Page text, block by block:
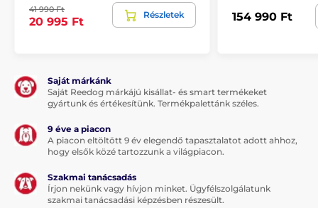
Minden funkcióhoz külön gomb
Hosszú elem-élettartam
A termék hátrányai:
szükséges
41 990 Ft
20 995 Ft
Részletek 154 990 Ft
Saját márkánk
Saját Reedog márkájú kisállat- és smart termékeket
gyártunk és értékesítünk. Termékpalettánk széles.
9 éve a piacon
A piacon eltöltött 9 év elegendő tapasztalatot adott ahhoz,
hogy elsők közé tartozzunk a világpiacon.
Szakmai tanácsadás
Írjon nekünk vagy hívjon minket. Ügyfélszolgálatunk
szakmai tanácsadási képzésben részesült.